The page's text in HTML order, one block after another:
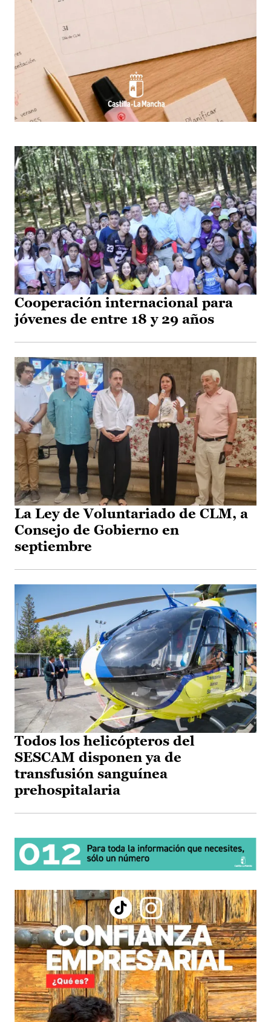
Cooperación internacional para
jóvenes de entre 18 y 29 años
La Ley de Voluntariado de CLM, a
Consejo de Gobierno en
septiembre
Todos los helicópteros del
SESCAM disponen ya de
transfusión sanguínea
prehospitalaria